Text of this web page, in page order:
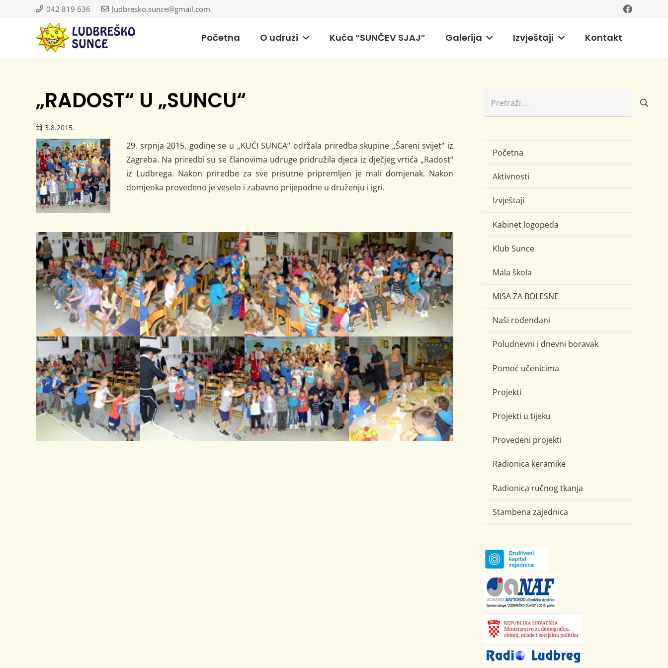
042 819 636 ludbresko.sunce@gmail.com
Početna O udruzi Kuća “SUNČEV SJAJ” Galerija Izvještaji Kontakt
„RADOST“ U „SUNCU“
3.8.2015.
29. srpnja 2015. godine se u „KUĆI SUNCA“ održala priredba skupine „Šareni svijet“ iz
Zagreba. Na priredbi su se članovima udruge pridružila djeca iz dječjeg vrtića „Radost“
iz Ludbrega. Nakon priredbe za sve prisutne pripremljen je mali domjenak. Nakon
domjenka provedeno je veselo i zabavno prijepodne u druženju i igri.
Početna
Aktivnosti
Izvještaji
Kabinet logopeda
Klub Sunce
Mala škola
MISA ZA BOLESNE
Naši rođendani
Poludnevni i dnevni boravak
Pomoć učenicima
Projekti
Projekti u tijeku
Provedeni projekti
Radionica keramike
Radionica ručnog tkanja
Stambena zajednica